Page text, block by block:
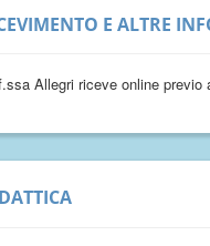
E ALTRE
Allegri riceve online